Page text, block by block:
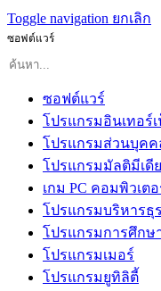
Toggle navigation ยกเลิก
ซอฟต์แวร์
ซอฟต์แวร์
โปรแกรมอินเทอร์
โปรแกรมส่วนบุคค
โปรแกรมมัลติมีเดีย
เกม PC คอมพิวเตอ
โปรแกรมบริหารธุ
โปรแกรมการศึกษ
โปรแกรมเมอร์
โปรแกรมยูทิลิตี้